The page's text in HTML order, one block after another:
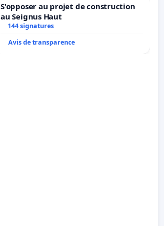
S'opposer au projet de construction
au Seignus Haut
144 signatures
Avis de transparence